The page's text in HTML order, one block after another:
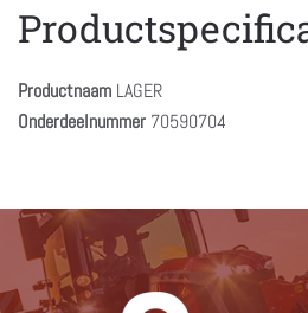
Productnaam LAGER
Onderdeelnummer 70590704